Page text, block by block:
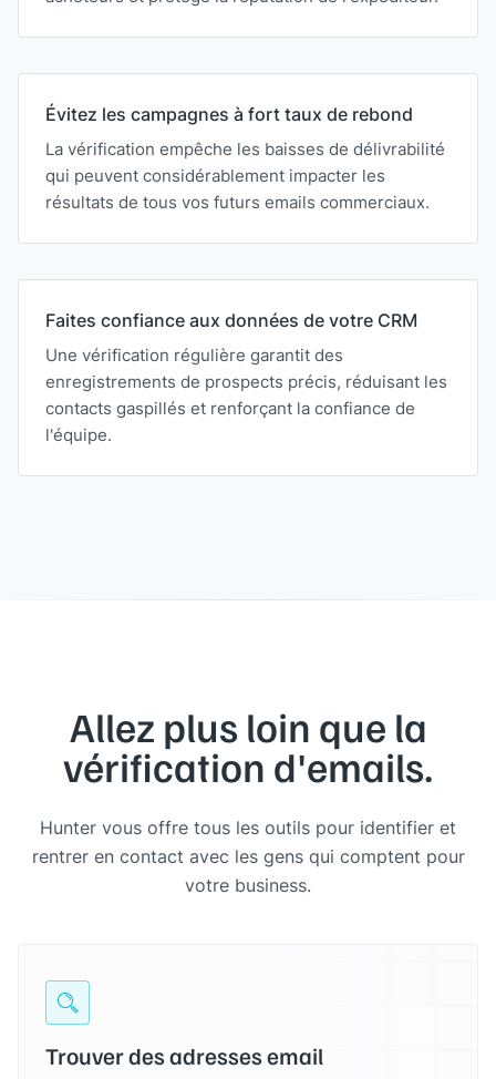
Évitez les campagnes à fort taux de rebond
La vérification empêche les baisses de délivrabilité
qui peuvent considérablement impacter les
résultats de tous vos futurs emails commerciaux.
Faites confiance aux données de votre CRM
Une vérification régulière garantit des
enregistrements de prospects précis, réduisant les
contacts gaspillés et renforçant la confiance de
l'équipe.
Allez plus loin que la
vérification d'emails.
Hunter vous offre tous les outils pour identifier et
rentrer en contact avec les gens qui comptent pour
votre business.
Trouver des adresses email